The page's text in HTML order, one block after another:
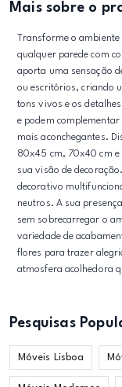
Mais sobre o
Transforme o
qualquer parede com
aporta uma sensação
ou escritórios, criando
tons vivos e os
e podem
mais aconchegantes.
80x45 cm, 70x40 cm e
sua visão de
decorativo
neutros. A sua
sem sobrecarregar o
variedade de
flores para trazer
atmosfera acolhedora
Pesquisas
Móveis Lisboa